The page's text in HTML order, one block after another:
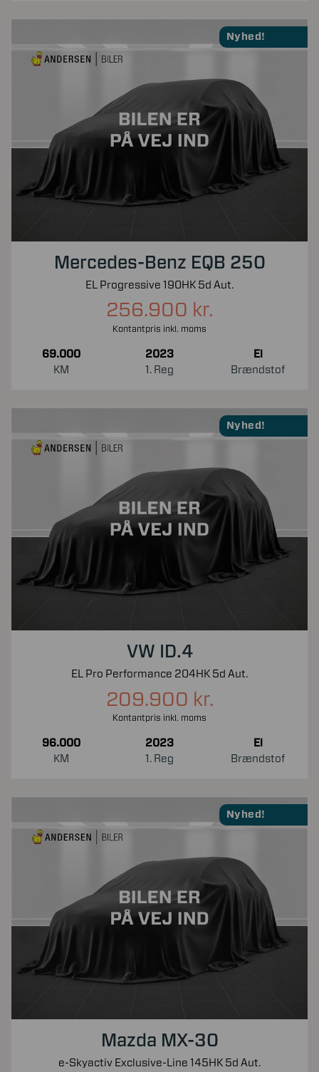
Nyhed!
Mercedes-Benz EQB 250
EL Progressive 190HK 5d Aut.
256.900 kr.
Kontantpris inkl. moms
69.000
KM
2023
1. Reg
El
Brændstof
Nyhed!
VW ID.4
EL Pro Performance 204HK 5d Aut.
209.900 kr.
Kontantpris inkl. moms
96.000
KM
2023
1. Reg
El
Brændstof
Nyhed!
Mazda MX-30
e-Skyactiv Exclusive-Line 145HK 5d Aut.